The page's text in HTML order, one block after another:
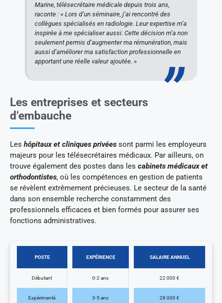
Marine, télésecrétaire médicale depuis trois ans,
raconte : « Lors d’un séminaire, j’ai rencontré des
collègues spécialisés en radiologie. Leur expertise m’a
inspirée à me spécialiser aussi. Cette décision m’a non
seulement permis d’augmenter ma rémunération, mais
aussi d’améliorer ma satisfaction professionnelle en
apportant une réelle valeur ajoutée. »
Les entreprises et secteurs
d’embauche
Les hôpitaux et cliniques privées sont parmi les employeurs
majeurs pour les télésecrétaires médicaux. Par ailleurs, on
trouve également des postes dans les cabinets médicaux et
orthodontistes, où les compétences en gestion de patients
se révèlent extrêmement précieuses. Le secteur de la santé
dans son ensemble recherche constamment des
professionnels efficaces et bien formés pour assurer ses
fonctions administratives.
POSTE EXPÉRIENCE SALAIRE ANNUEL
Débutant 0-2 ans 22 000 €
Expérimenté 3-5 ans 28 000 €